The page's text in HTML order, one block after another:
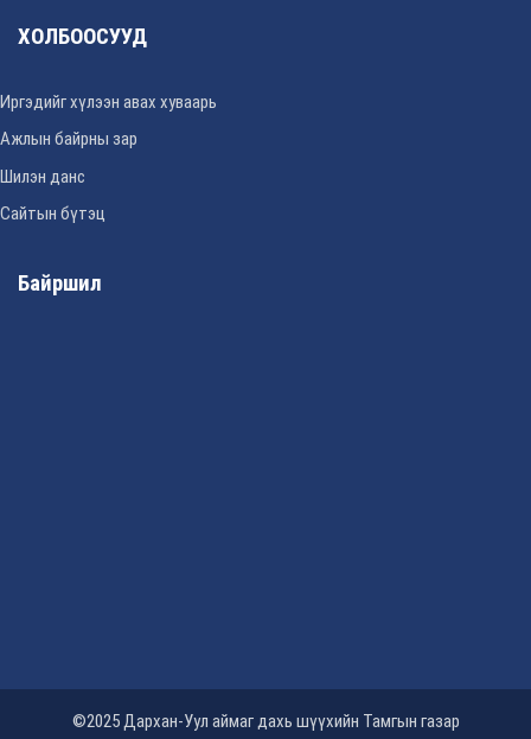
ХОЛБООСУУД
Иргэдийг хүлээн авах хуваарь
Ажлын байрны зар
Шилэн данс
Сайтын бүтэц
Байршил
©2025 Дархан-Уул аймаг дахь шүүхийн Тамгын газар